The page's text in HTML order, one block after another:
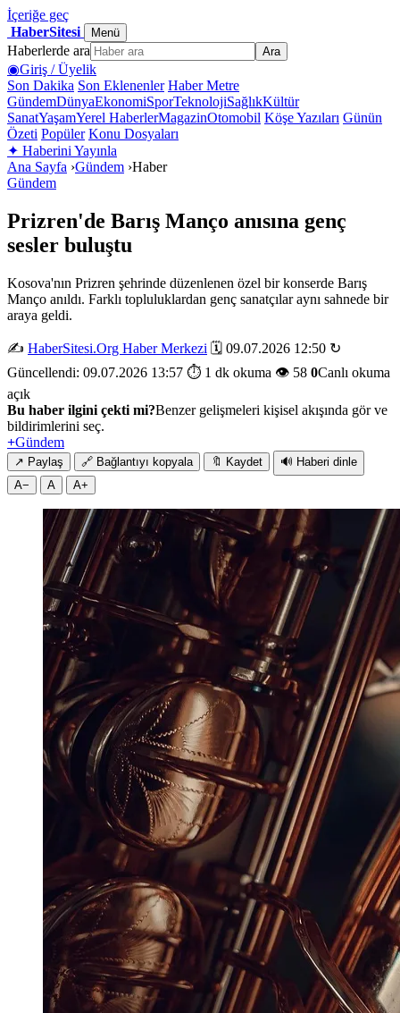
İçeriğe geç
HaberSitesi
Menü
Haberlerde ara Ara
◉Giriş / Üyelik
Son Dakika Son Eklenenler Haber Metre
GündemDünyaEkonomiSporTeknolojiSağlıkKültür
SanatYaşamYerel HaberlerMagazinOtomobil Köşe Yazıları Günün
Özeti Popüler Konu Dosyaları
✦ Haberini Yayınla
Ana Sayfa ›Gündem ›Haber
Gündem
Prizren'de Barış Manço anısına genç
sesler buluştu
Kosova'nın Prizren şehrinde düzenlenen özel bir konserde Barış
Manço anıldı. Farklı topluluklardan genç sanatçılar aynı sahnede bir
araya geldi.
✍️ HaberSitesi.Org Haber Merkezi 🗓️ 09.07.2026 12:50 ↻
Güncellendi: 09.07.2026 13:57 ⏱️ 1 dk okuma 👁️ 58 0Canlı okuma
açık
Bu haber ilgini çekti mi?Benzer gelişmeleri kişisel akışında gör ve
bildirimlerini seç.
+Gündem
↗ Paylaş 🔗 Bağlantıyı kopyala 🔖 Kaydet 🔊 Haberi dinle
A−
A A+